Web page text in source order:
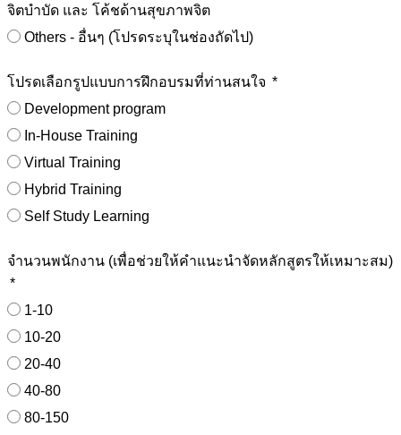
จิตบำบัด และ โค้ชด้านสุขภาพจิต
Others - อื่นๆ (โปรดระบุในช่องถัดไป)
โปรดเลือกรูปแบบการฝึกอบรมที่ท่านสนใจ
Development program
In-House Training
Virtual Training
Hybrid Training
Self Study Learning
จำนวนพนักงาน (เพื่อช่วยให้คำแนะนำจัดหลักสูตรให้เหมาะสม)
1-10
10-20
20-40
40-80
80-150